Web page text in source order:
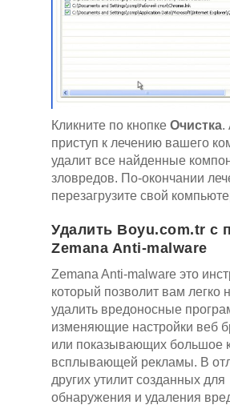
Кликните по кнопке Очистка.
приступ к лечению вашего
удалит все найденные
зловредов. По-окончании
перезагрузите свой
Удалить Boyu.com.tr с
Zemana Anti-malware
Zemana Anti-malware это
который позволит вам легко
удалить вредоносные
изменяющие настройки веб
или показывающих большое
всплывающей рекламы. В
других утилит созданных для
обнаружения и удаления